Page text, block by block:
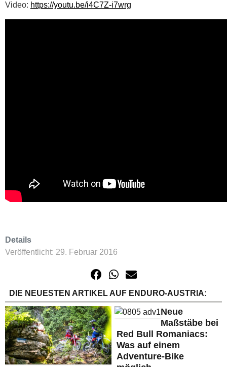
Video: https://youtu.be/i4C7Z-i7wrg
Details
Veröffentlicht: 29. Februar 2016
DIE NEUESTEN ARTIKEL AUF ENDURO-AUSTRIA:
Neue
Maßstäbe bei
Red Bull Romaniacs:
Was auf einem
Adventure-Bike